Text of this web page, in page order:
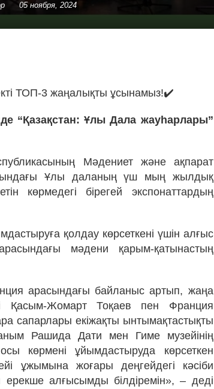
05 ноября, 2024
ТОП-3 жаңалықты ұсынамыз!✔️
“Қазақстан: Ұлы Дала жауһарлары”
Мәдениет және ақпарат
Ұлы даланың үш мың жылдық
көрмедегі бірегей экспонаттардың
қолдау көрсеткені үшін алғыс
мәдени қарым-қатынастың
арасындағы байланыс артып, жаңа
Қасым-Жомарт Тоқаев пен Франция
сапарлары екіжақты ынтымақтастықты
Рашида Дати мен Гиме музейінің
көрмені ұйымдастыруда көрсеткен
ұжымына жоғары деңгейдегі кәсіби
ерекше алғысымды білдіремін», – деді